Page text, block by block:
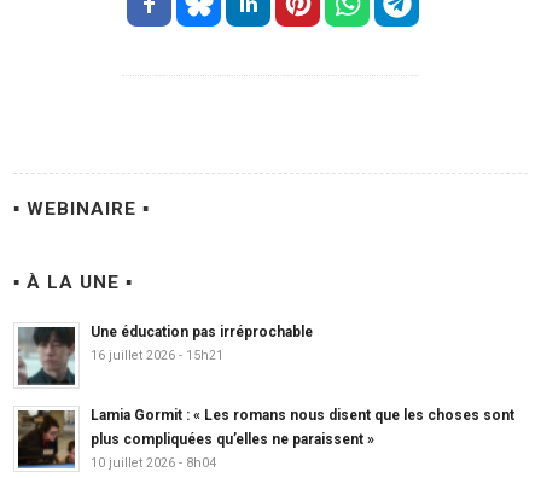
▪ WEBINAIRE ▪
▪ À LA UNE ▪
Une éducation pas irréprochable
16 juillet 2026 - 15h21
Lamia Gormit : « Les romans nous disent que les choses sont
plus compliquées qu’elles ne paraissent »
10 juillet 2026 - 8h04